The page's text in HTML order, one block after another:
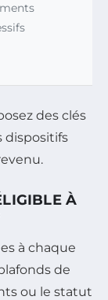
des clés
dispositifs
À
à chaque
de
ou le statut